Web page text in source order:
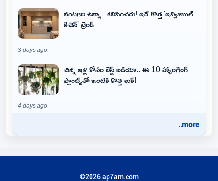
వంటగది ఉన్నా.. కనిపించదు! ఇదే కొత్త 'ఇన్విజిబుల్
కిచెన్' ట్రెండ్
3 days ago
చిన్న ఇళ్ల కోసం బెస్ట్ ఐడియా.. ఈ 10 హ్యాంగింగ్
ప్లాంట్స్‌తో ఇంటికి కొత్త లుక్!
4 days ago
..more
©2026 ap7am.com